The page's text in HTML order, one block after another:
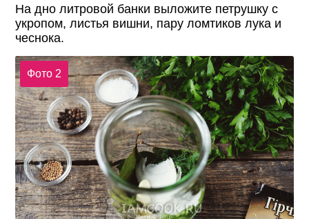
На дно литровой банки выложите петрушку с
укропом, листья вишни, пару ломтиков лука и
чеснока.
Фото 2